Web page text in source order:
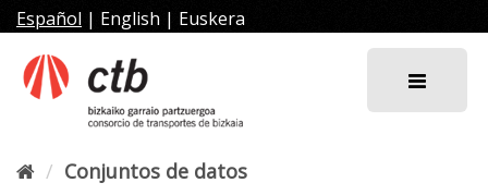
al
contenido
Español | English | Euskera
Conjuntos de datos